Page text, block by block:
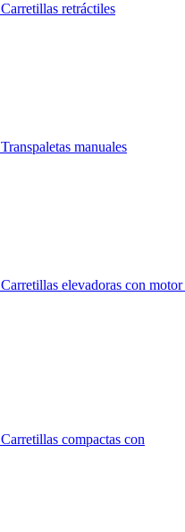
Carretillas retráctiles
Transpaletas manuales
Carretillas elevadoras con motor
Carretillas compactas con